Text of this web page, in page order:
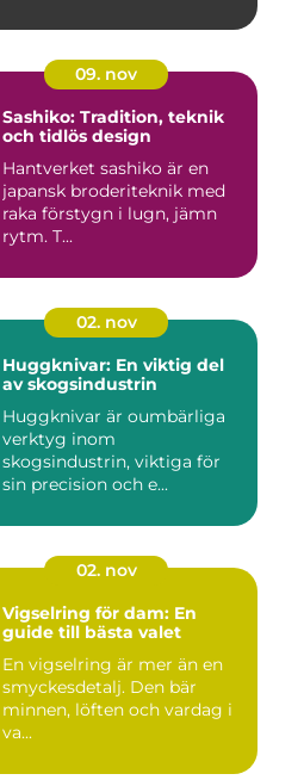
09. nov
Sashiko: Tradition, teknik
och tidlös design
Hantverket sashiko är en
japansk broderiteknik med
raka förstygn i lugn, jämn
rytm. T...
02. nov
Huggknivar: En viktig del
av skogsindustrin
Huggknivar är oumbärliga
verktyg inom
skogsindustrin, viktiga för
sin precision och e...
02. nov
Vigselring för dam: En
guide till bästa valet
En vigselring är mer än en
smyckesdetalj. Den bär
minnen, löften och vardag i
va...